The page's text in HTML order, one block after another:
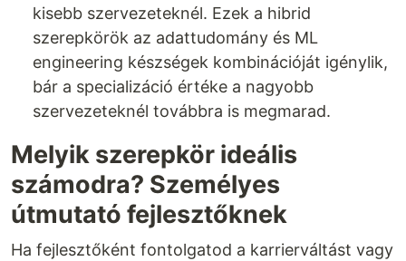
kisebb szervezeteknél. Ezek a hibrid
szerepkörök az adattudomány és ML
engineering készségek kombinációját igénylik,
bár a specializáció értéke a nagyobb
szervezeteknél továbbra is megmarad.
Melyik szerepkör ideális
számodra? Személyes
útmutató fejlesztőknek
Ha fejlesztőként fontolgatod a karrierváltást vagy